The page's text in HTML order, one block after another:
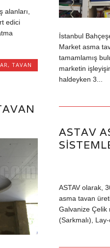
alanları,
edici
, TAVAN
İstanbul
Market asma
tamamlamış
marketin
haldeyken 3...
ASTAV
ASTAV olarak,
asma tavan
Galvanize Çelik
(Sarkmalı), Lay-